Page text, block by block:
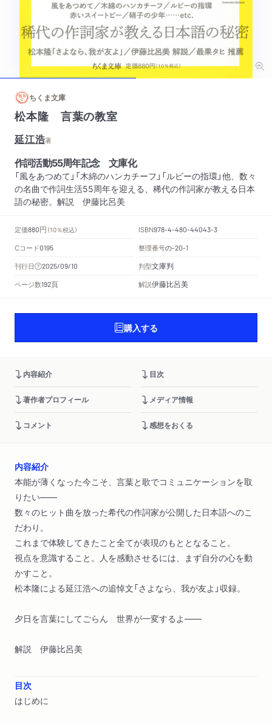
ちくま文庫
松本隆 言葉の教室
延江浩著
作詞活動55周年記念 文庫化
「風をあつめて」「木綿のハンカチーフ」「ルビーの指環」他、数々
の名曲で作詞生活55周年を迎える、稀代の作詞家が教える日本
語の秘密。解説 伊藤比呂美
定価880円 （10％税込） ISBN978-4-480-44043-3
Cコード0195 整理番号の-20-1
刊行日 2025/09/10 判型文庫判
ページ数192頁 解説伊藤比呂美
購入する
内容紹介 目次
著作者プロフィール メディア情報
コメント 感想をおくる
内容紹介
本能が薄くなった今こそ、言葉と歌でコミュニケーションを取
りたい――
数々のヒット曲を放った希代の作詞家が公開した日本語へのこ
だわり。
これまで体験してきたこと全てが表現のもととなること。
視点を意識すること。人を感動させるには、まず自分の心を動
かすこと。
松本隆による延江浩への追悼文「さよなら、我が友よ」収録。
夕日を言葉にしてごらん 世界が一変するよ――
解説 伊藤比呂美
目次
はじめに